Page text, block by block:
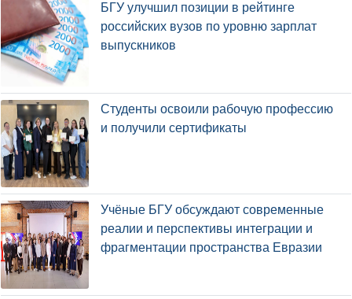
БГУ улучшил позиции в рейтинге
российских вузов по уровню зарплат
выпускников
Студенты освоили рабочую профессию
и получили сертификаты
Учёные БГУ обсуждают современные
реалии и перспективы интеграции и
фрагментации пространства Евразии